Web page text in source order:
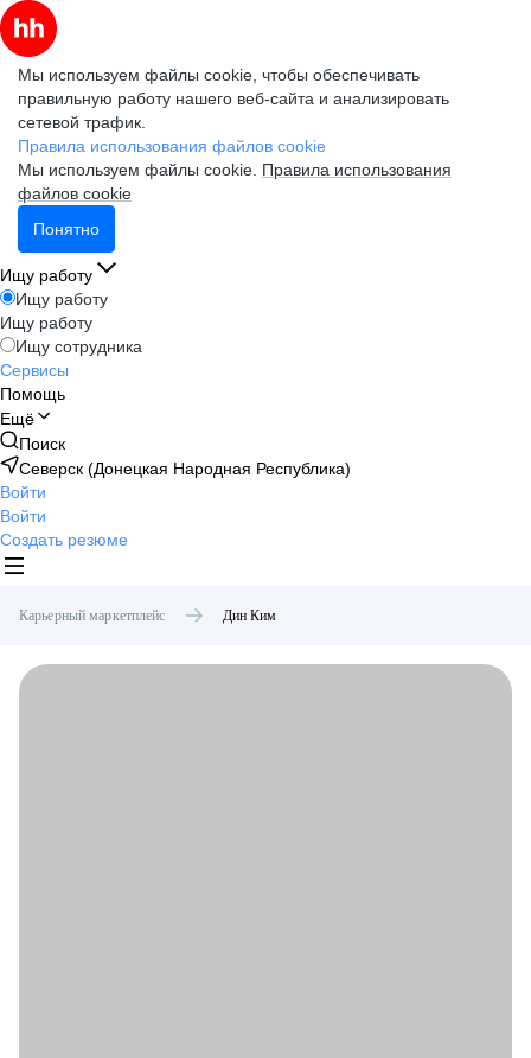
Мы используем файлы cookie, чтобы обеспечивать
правильную работу нашего веб-сайта и анализировать
сетевой трафик.
Правила использования файлов cookie
Мы используем файлы cookie. Правила использования
файлов cookie
Понятно
Ищу работу
Ищу работу
Ищу работу
Ищу сотрудника
Сервисы
Помощь
Ещё
Поиск
Северск (Донецкая Народная Республика)
Войти
Войти
Создать резюме
Карьерный маркетплейс Дин Ким